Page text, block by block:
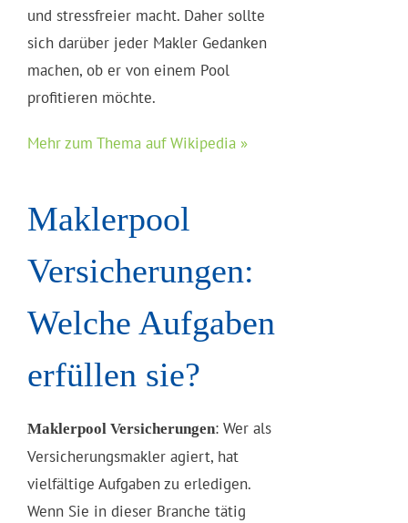
und stressfreier macht. Daher sollte
sich darüber jeder Makler Gedanken
machen, ob er von einem Pool
profitieren möchte.
Mehr zum Thema auf Wikipedia »
Maklerpool
Versicherungen:
Welche Aufgaben
erfüllen sie?
Maklerpool Versicherungen: Wer als
Versicherungsmakler agiert, hat
vielfältige Aufgaben zu erledigen.
Wenn Sie in dieser Branche tätig